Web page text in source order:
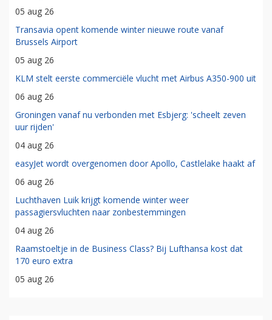
05 aug 26
Transavia opent komende winter nieuwe route vanaf
Brussels Airport
05 aug 26
KLM stelt eerste commerciële vlucht met Airbus A350-900 uit
06 aug 26
Groningen vanaf nu verbonden met Esbjerg: 'scheelt zeven
uur rijden'
04 aug 26
easyJet wordt overgenomen door Apollo, Castlelake haakt af
06 aug 26
Luchthaven Luik krijgt komende winter weer
passagiersvluchten naar zonbestemmingen
04 aug 26
Raamstoeltje in de Business Class? Bij Lufthansa kost dat
170 euro extra
05 aug 26